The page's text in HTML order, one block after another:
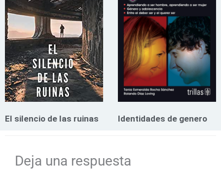
El silencio de las ruinas Identidades de genero
Deja una respuesta